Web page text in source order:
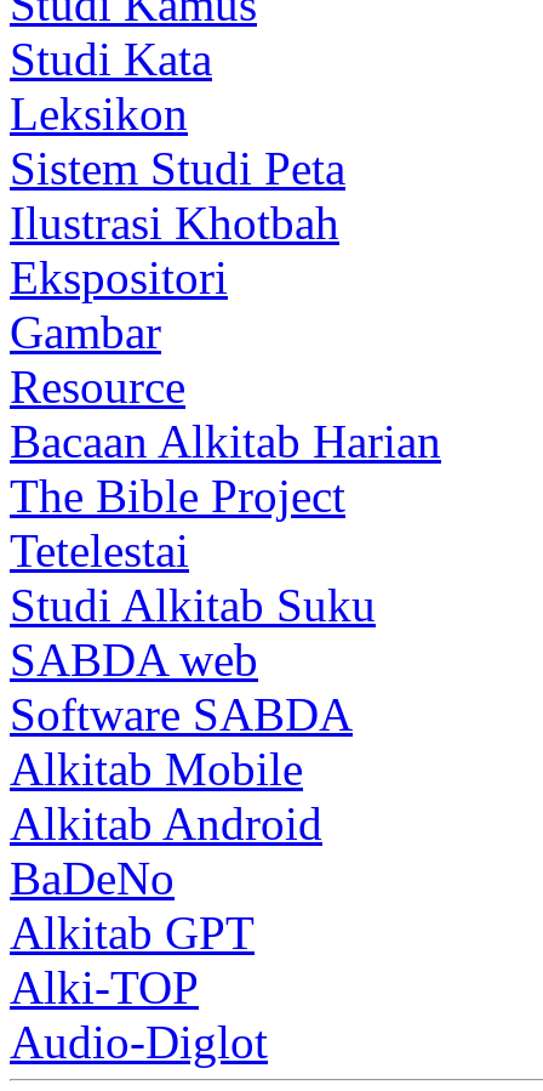
Studi Kata
Leksikon
Sistem Studi Peta
Ilustrasi Khotbah
Ekspositori
Gambar
Resource
Bacaan Alkitab Harian
The Bible Project
Tetelestai
Studi Alkitab Suku
SABDA web
Software SABDA
Alkitab Mobile
Alkitab Android
BaDeNo
Alkitab GPT
Alki-TOP
Audio-Diglot